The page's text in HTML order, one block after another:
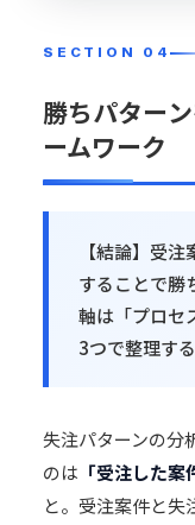
勝ちパター
ームワーク
【結論】受
することで勝
軸は「プロセ
3つで整理する
失注パターンの分
のは 「受注した案
と。受注案件と失